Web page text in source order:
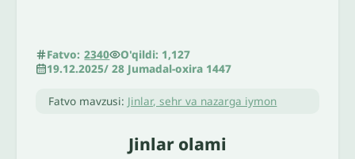
Fatvo: 2340
O'qildi: 1,127
19.12.2025/28 Jumadal-oxira 1447
Fatvo mavzusi: Jinlar, sehr va nazarga iymon
Jinlar olami